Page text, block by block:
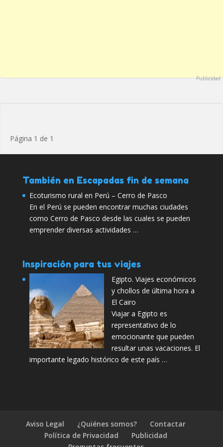
Publicidad
Página 1 de 1
También en Escapadas fin de semana
Ecoturismo rural en Perú – Cerro de Pasco
En el Perú se pueden encontrar muchas ciudades
como Cerro de Pasco desde las cuales se pueden
emprender diversas actividades …
Inspiración para tus viajes
Egipto. Viajes económicos
y chollos de última hora a
El Cairo
Viajar a Egipto es
representativo de lo
emocionante que pueden
resultar unas vacaciones. El
importante legado histórico de este país …
Aviso Legal ¿Quiénes somos?
Contactar
Política de Privacidad
Publicidad